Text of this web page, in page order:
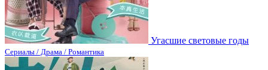
Угасшие световые годы
Сериалы / Драма / Романтика